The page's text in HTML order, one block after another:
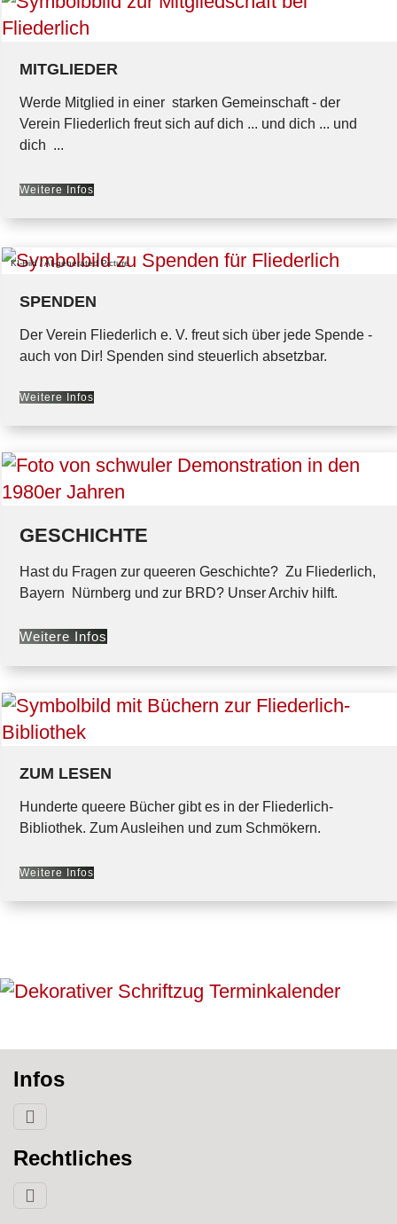
MITGLIEDER
Werde Mitglied in einer starken Gemeinschaft - der
Verein Fliederlich freut sich auf dich ... und dich ... und
dich ...
Weitere Infos
KI-Bild / AI-generated Picture
SPENDEN
Der Verein Fliederlich e. V. freut sich über jede Spende -
auch von Dir! Spenden sind steuerlich absetzbar.
Weitere Infos
GESCHICHTE
Hast du Fragen zur queeren Geschichte? Zu Fliederlich,
Bayern Nürnberg und zur BRD? Unser Archiv hilft.
Weitere Infos
ZUM LESEN
Hunderte queere Bücher gibt es in der Fliederlich-
Bibliothek. Zum Ausleihen und zum Schmökern.
Weitere Infos
Infos
Rechtliches